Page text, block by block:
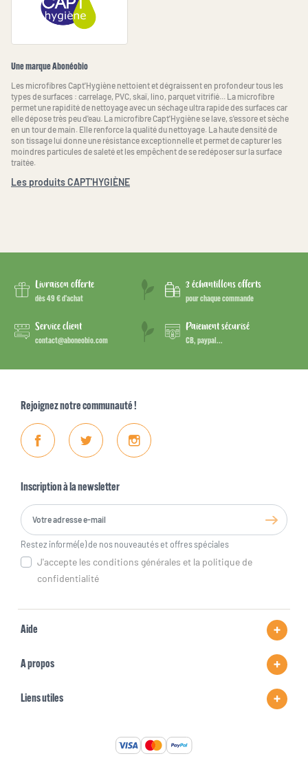
Une marque Abonéobio
Les microfibres Capt'Hygiène nettoient et dégraissent en profondeur tous les
types de surfaces : carrelage, PVC, skaï, lino, parquet vitrifié... La microfibre
permet une rapidité de nettoyage avec un séchage ultra rapide des surfaces car
elle dépose très peu d'eau. La microfibre Capt'Hygiène se lave, s'essore et sèche
en un tour de main. Elle renforce la qualité du nettoyage. La haute densité de
son tissage lui donne une résistance exceptionnelle et permet de capturer les
moindres particules de saleté et les empêchent de se redéposer sur la surface
traitée.
Les produits CAPT'HYGIÈNE
Livraison offerte
dès 49 € d’achat
3 échantillons offerts
pour chaque commande
Service client
contact@aboneobio.com
Paiement sécurisé
CB, paypal...
Rejoignez notre communauté !
FacebookTwitter Instagram
Inscription à la newsletter
Restez informé(e) de nos nouveautés et offres spéciales
J'accepte les conditions générales et la politique de
confidentialité
Aide
A propos
Liens utiles